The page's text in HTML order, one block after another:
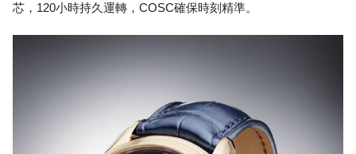
芯，120小時持久運轉，COSC確保時刻精準。